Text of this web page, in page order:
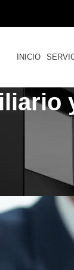
INICIO
la
Felipe